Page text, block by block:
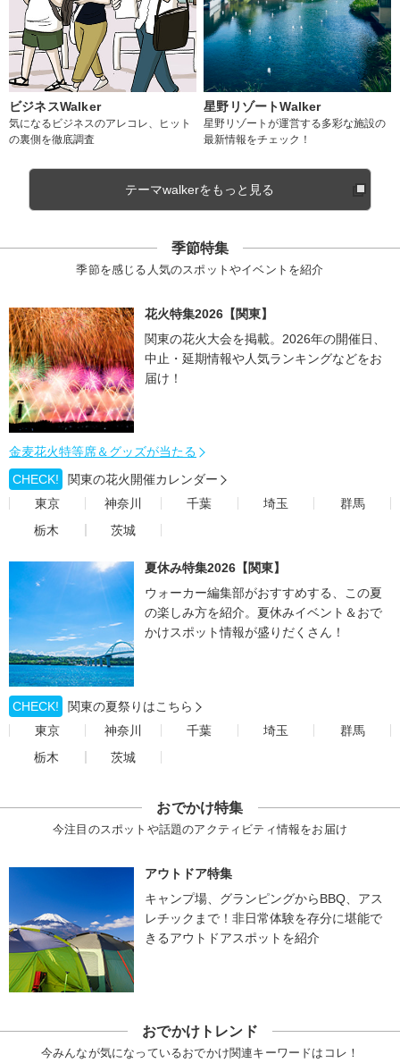
ビジネスWalker
気になるビジネスのアレコレ、ヒット
の裏側を徹底調査
星野リゾートWalker
星野リゾートが運営する多彩な施設の
最新情報をチェック！
テーマwalkerをもっと見る
季節特集
季節を感じる人気のスポットやイベントを紹介
花火特集2026【関東】
関東の花火大会を掲載。2026年の開催日、
中止・延期情報や人気ランキングなどをお
届け！
金麦花火特等席＆グッズが当たる
CHECK!
関東の花火開催カレンダー
東京
神奈川 千葉 埼玉
群馬
栃木
茨城
夏休み特集2026【関東】
ウォーカー編集部がおすすめする、この夏
の楽しみ方を紹介。夏休みイベント＆おで
かけスポット情報が盛りだくさん！
CHECK!
関東の夏祭りはこちら
東京
神奈川 千葉 埼玉
群馬
栃木
茨城
おでかけ特集
今注目のスポットや話題のアクティビティ情報をお届け
アウトドア特集
キャンプ場、グランピングからBBQ、アス
レチックまで！非日常体験を存分に堪能で
きるアウトドアスポットを紹介
おでかけトレンド
今みんなが気になっているおでかけ関連キーワードはコレ！